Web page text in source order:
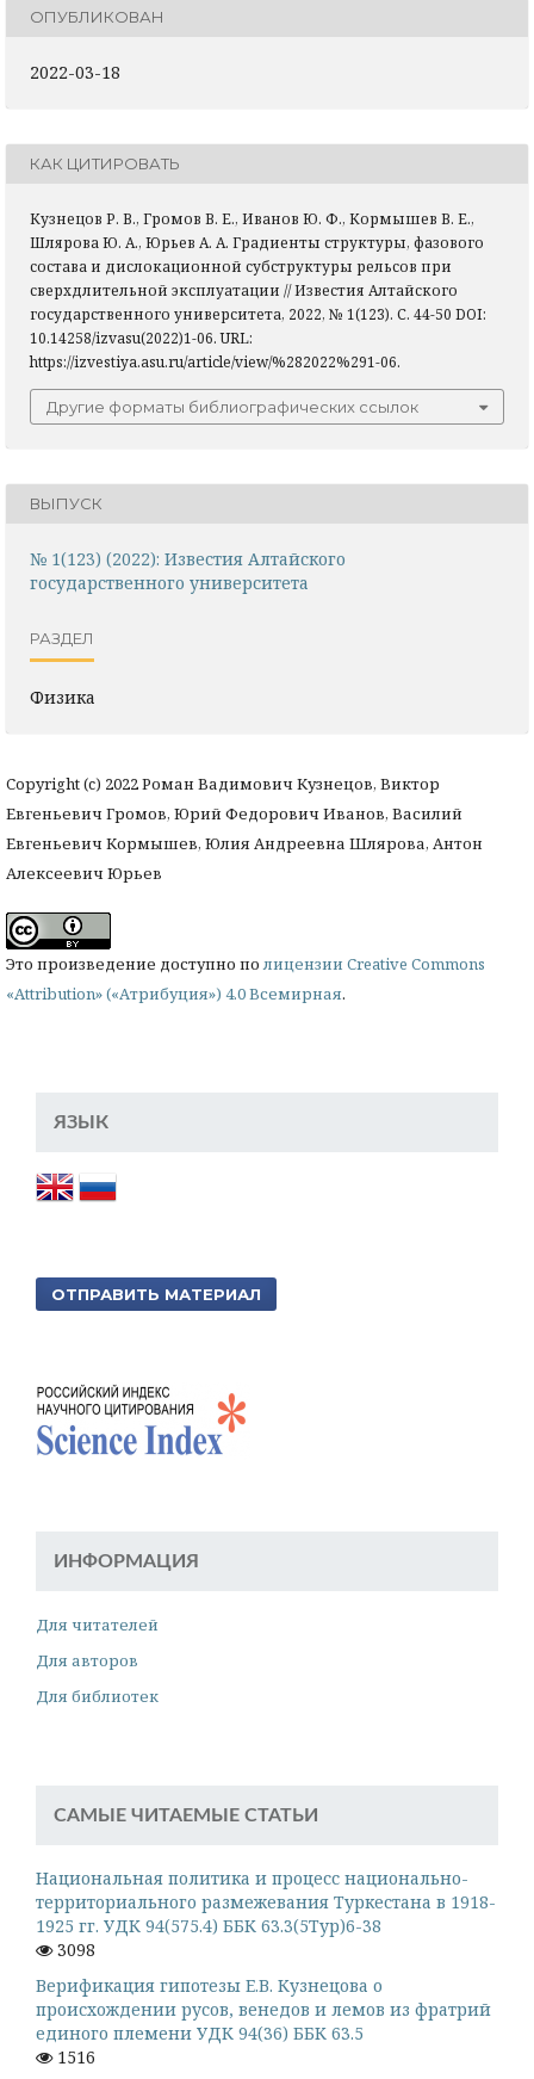
ОПУБЛИКОВАН
2022-03-18
КАК ЦИТИРОВАТЬ
Кузнецов Р. В., Громов В. Е., Иванов Ю. Ф., Кормышев В. Е.,
Шлярова Ю. А., Юрьев А. А. Градиенты структуры, фазового
состава и дислокационной субструктуры рельсов при
сверхдлительной эксплуатации // Известия Алтайского
государственного университета, 2022, № 1(123). С. 44-50 DOI:
10.14258/izvasu(2022)1-06. URL:
https://izvestiya.asu.ru/article/view/%282022%291-06.
Другие форматы библиографических ссылок
ВЫПУСК
№ 1(123) (2022): Известия Алтайского
государственного университета
РАЗДЕЛ
Физика
Copyright (c) 2022 Роман Вадимович Кузнецов, Виктор
Евгеньевич Громов, Юрий Федорович Иванов, Василий
Евгеньевич Кормышев, Юлия Андреевна Шлярова, Антон
Алексеевич Юрьев
Это произведение доступно полицензии Creative Commons
«Attribution» («Атрибуция») 4.0 Всемирная.
ЯЗЫК
ОТПРАВИТЬ МАТЕРИАЛ
ИНФОРМАЦИЯ
Для читателей
Для авторов
Для библиотек
САМЫЕ ЧИТАЕМЫЕ СТАТЬИ
Национальная политика и процесс национально-
территориального размежевания Туркестана в 1918-
1925 гг. УДК 94(575.4) ББК 63.3(5Тур)6-38
3098
Верификация гипотезы Е.В. Кузнецова о
происхождении русов, венедов и лемов из фратрий
единого племени УДК 94(36) ББК 63.5
1516